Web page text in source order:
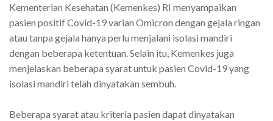
Kementerian Kesehatan (Kemenkes) RI menyampaikan
pasien positif Covid-19 varian Omicron dengan gejala ringan
atau tanpa gejala hanya perlu menjalani isolasi mandiri
dengan beberapa ketentuan. Selain itu, Kemenkes juga
menjelaskan beberapa syarat untuk pasien Covid-19 yang
isolasi mandiri telah dinyatakan sembuh.
Beberapa syarat atau kriteria pasien dapat dinyatakan